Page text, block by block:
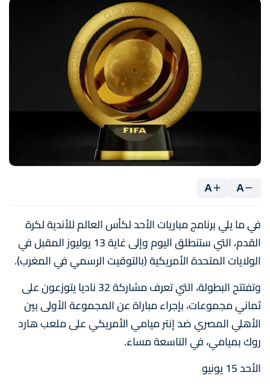
A
A
في ما يلي برنامج مباريات الأحد لكأس العالم للأندية لكرة
القدم، التي ستنطلق اليوم وإلى غاية 13 يوليوز المقبل في
الولايات المتحدة الأمريكية (بالتوقيت الرسمي في المغرب).
وتفتتح البطولة، التي تعرف مشاركة 32 ناديا يتوزعون على
ثماني مجموعات، بإجراء مباراة عن المجموعة الأولى بين
الأهلي المصري ضد إنتر ميامي الأمريكي على ملعب هارد
روك بميامي، في التاسعة مساء.
الأحد 15 يونيو